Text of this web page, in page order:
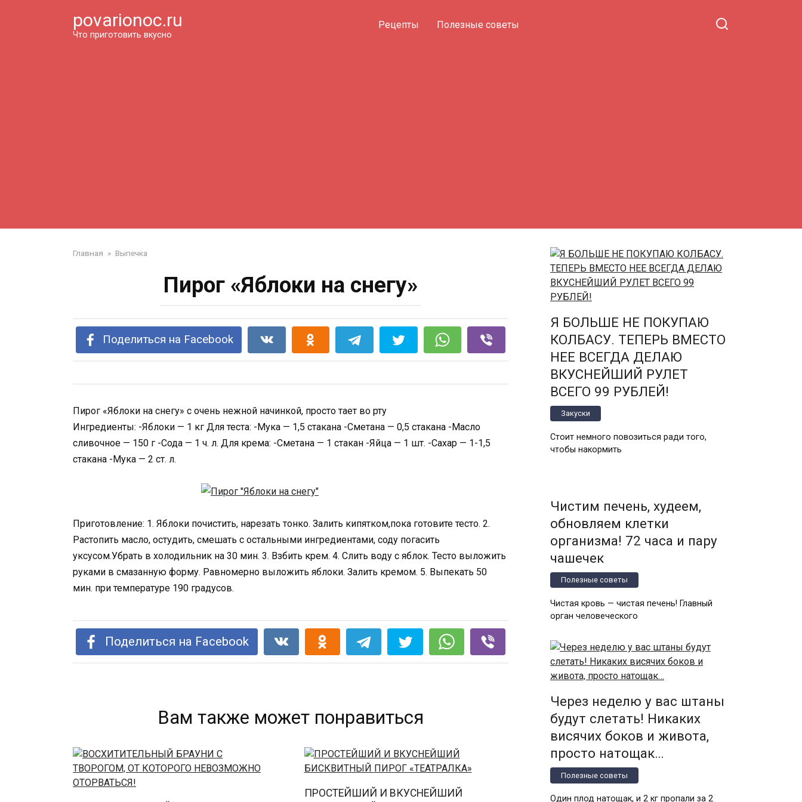
povarionoc.ru
Что приготовить вкусно
Рецепты Полезные советы
Главная » Выпечка
Пирог «Яблоки на снегу»
Поделиться на Facebook
Пирог «Яблоки на снегу» с очень нежной начинкой, просто тает во рту
Ингредиенты: -Яблоки — 1 кг Для теста: -Мука — 1,5 стакана -Сметана — 0,5 стакана -Масло
сливочное — 150 г -Сода — 1 ч. л. Для крема: -Сметана — 1 стакан -Яйца — 1 шт. -Сахар — 1-1,5
стакана -Мука — 2 ст. л.
Приготовление: 1. Яблоки почистить, нарезать тонко. Залить кипятком,пока готовите тесто. 2.
Растопить масло, остудить, смешать с остальными ингредиентами, соду погасить
уксусом.Убрать в холодильник на 30 мин. 3. Взбить крем. 4. Слить воду с яблок. Тесто выложить
руками в смазанную форму. Равномерно выложить яблоки. Залить кремом. 5. Выпекать 50
мин. при температуре 190 градусов.
Поделиться на Facebook
Вам также может понравиться
ПРОСТЕЙШИЙ И ВКУСНЕЙШИЙ
Я БОЛЬШЕ НЕ ПОКУПАЮ
КОЛБАСУ. ТЕПЕРЬ ВМЕСТО
НЕЕ ВСЕГДА ДЕЛАЮ
ВКУСНЕЙШИЙ РУЛЕТ
ВСЕГО 99 РУБЛЕЙ!
Закуски
Стоит немного повозиться ради того,
чтобы накормить
Чистим печень, худеем,
обновляем клетки
организма! 72 часа и пару
чашечек
Полезные советы
Чистая кровь — чистая печень! Главный
орган человеческого
Через неделю у вас штаны
будут слетать! Никаких
висячих боков и живота,
просто натощак…
Полезные советы
Один плод натощак, и 2 кг пропали за 2